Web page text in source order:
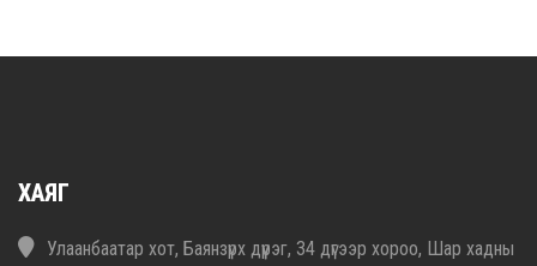
ХАЯГ
Улаанбаатар хот, Баянзүрх дүүрэг, 34 дүгээр хороо, Шар хадны